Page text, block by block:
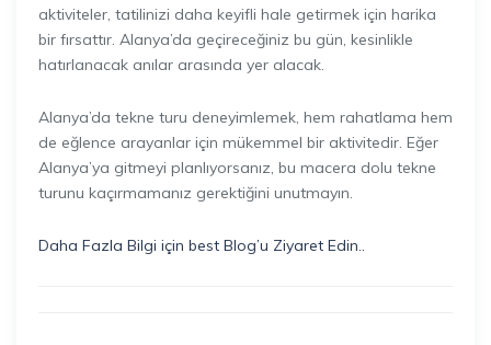
aktiviteler, tatilinizi daha keyifli hale getirmek için harika
bir fırsattır. Alanya’da geçireceğiniz bu gün, kesinlikle
hatırlanacak anılar arasında yer alacak.
Alanya’da tekne turu deneyimlemek, hem rahatlama hem
de eğlence arayanlar için mükemmel bir aktivitedir. Eğer
Alanya’ya gitmeyi planlıyorsanız, bu macera dolu tekne
turunu kaçırmamanız gerektiğini unutmayın.
Daha Fazla Bilgi için best Blog’u Ziyaret Edin..